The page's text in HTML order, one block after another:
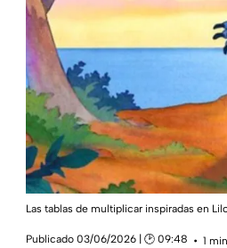
Las tablas de multiplicar inspiradas en
Publicado 03/06/2026 | 🕑 09:48
1